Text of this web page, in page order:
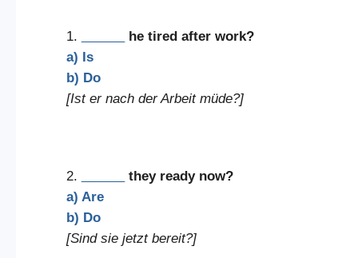
1.
he tired after work?
a) Is
b) Do
[Ist er nach der Arbeit müde?]
2.
they ready now?
a) Are
b) Do
[Sind sie jetzt bereit?]